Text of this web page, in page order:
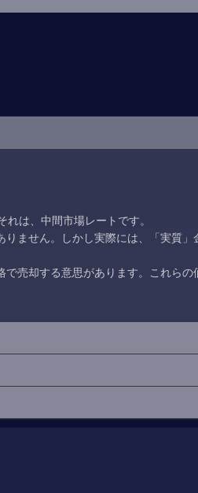
は、中間市場レートです。
ません。しかし実際には、「実質
売却する意思があります。これら